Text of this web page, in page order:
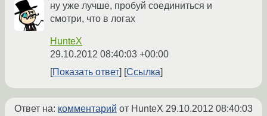
ну уже лучше, пробуй соединиться и
смотри, что в логах
HunteX
29.10.2012 08:40:03 +00:00
Показать ответ
Ссылка
Ответ на: комментарий от HunteX 29.10.2012 08:40:03